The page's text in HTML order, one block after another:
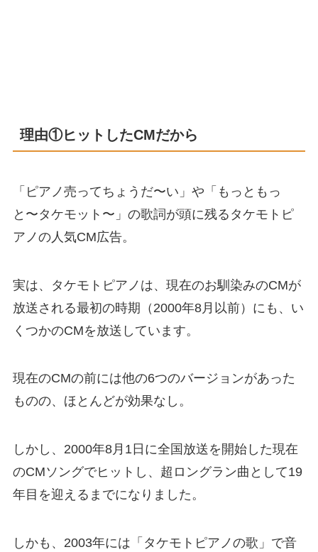
理由①ヒットしたCMだから
「ピアノ売ってちょうだ〜い」や「もっともっ
と〜タケモット〜」の歌詞が頭に残るタケモトピ
アノの人気CM広告。
実は、タケモトピアノは、現在のお馴染みのCMが
放送される最初の時期（2000年8月以前）にも、い
くつかのCMを放送しています。
現在のCMの前には他の6つのバージョンがあった
ものの、ほとんどが効果なし。
しかし、2000年8月1日に全国放送を開始した現在
のCMソングでヒットし、超ロングラン曲として19
年目を迎えるまでになりました。
しかも、2003年には「タケモトピアノの歌」で音